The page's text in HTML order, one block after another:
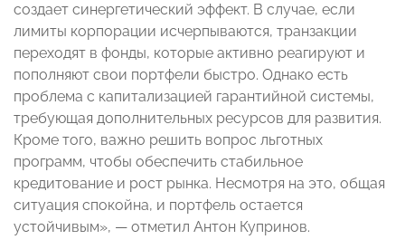
создает синергетический эффект. В случае, если
лимиты корпорации исчерпываются, транзакции
переходят в фонды, которые активно реагируют и
пополняют свои портфели быстро. Однако есть
проблема с капитализацией гарантийной системы,
требующая дополнительных ресурсов для развития.
Кроме того, важно решить вопрос льготных
программ, чтобы обеспечить стабильное
кредитование и рост рынка. Несмотря на это, общая
ситуация спокойна, и портфель остается
устойчивым», — отметил Антон Купринов.